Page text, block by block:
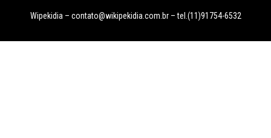
Wipekidia – contato@wikipekidia.com.br– tel.(11)91754-6532